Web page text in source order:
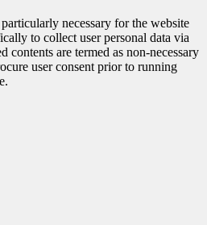
necessary for the website
to collect user personal data via
contents are termed as non-necessary
user consent prior to running